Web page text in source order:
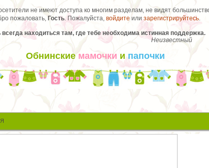
не имеют доступа ко многим разделам, не видят
пожаловать, Гость. Пожалуйста, войдите илизарегистрируйтесь.
всегда находиться там, где тебе необходима истинная поддержка.
Неизвестный
Обнинские мамочки ипапочки